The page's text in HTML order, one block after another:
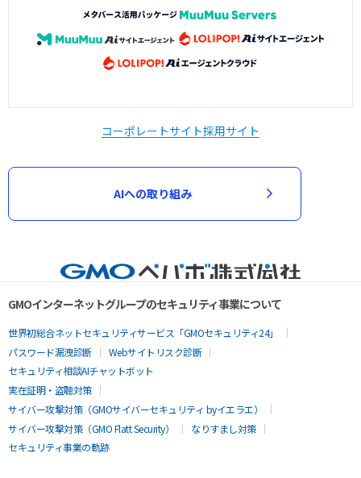
コーポレートサイト採用サイト
AIへの取り組み
GMOインターネットグループのセキュリティ事業について
世界初総合ネットセキュリティサービス「GMOセキュリティ24」
パスワード漏洩診断
Webサイトリスク診断
セキュリティ相談AIチャットボット
実在証明・盗聴対策
サイバー攻撃対策（GMOサイバーセキュリティ byイエラエ）
サイバー攻撃対策（GMO Flatt Security）
なりすまし対策
セキュリティ事業の軌跡